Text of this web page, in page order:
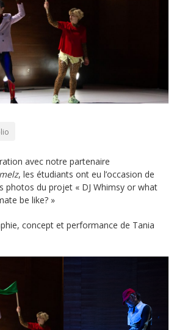
avec notre partenaire
, les étudiants ont eu l’occasion de
photos du projet « DJ Whimsy or what
be like? »
concept et performance de Tania